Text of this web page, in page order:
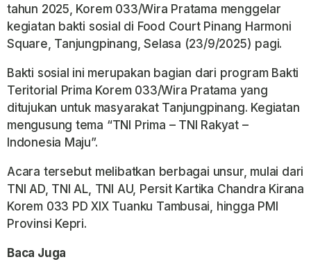
tahun 2025, Korem 033/Wira Pratama menggelar
kegiatan bakti sosial di Food Court Pinang Harmoni
Square, Tanjungpinang, Selasa (23/9/2025) pagi.
Bakti sosial ini merupakan bagian dari program Bakti
Teritorial Prima Korem 033/Wira Pratama yang
ditujukan untuk masyarakat Tanjungpinang. Kegiatan
mengusung tema “TNI Prima – TNI Rakyat –
Indonesia Maju”.
Acara tersebut melibatkan berbagai unsur, mulai dari
TNI AD, TNI AL, TNI AU, Persit Kartika Chandra Kirana
Korem 033 PD XIX Tuanku Tambusai, hingga PMI
Provinsi Kepri.
Baca Juga